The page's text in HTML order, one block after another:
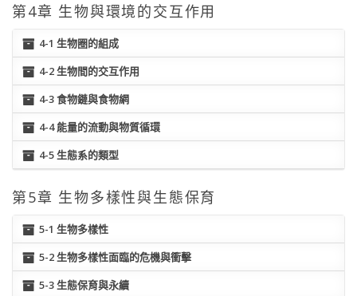
第4章 生物與環境的交互作用
4-1 生物圈的組成
4-2 生物間的交互作用
4-3 食物鏈與食物網
4-4 能量的流動與物質循環
4-5 生態系的類型
第5章 生物多樣性與生態保育
5-1 生物多樣性
5-2 生物多樣性面臨的危機與衝擊
5-3 生態保育與永續